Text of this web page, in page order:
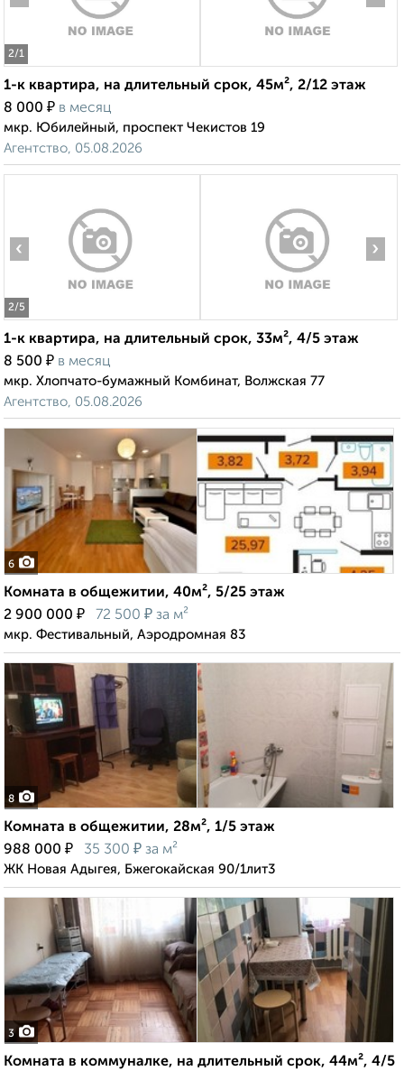
2/1
1-к квартира, на длительный срок, 45м², 2/12 этаж
8 000 ₽ в месяц
мкр. Юбилейный, проспект Чекистов 19
Агентство, 05.08.2026
2/5
‹ ›
1-к квартира, на длительный срок, 33м², 4/5 этаж
8 500 ₽ в месяц
мкр. Хлопчато-бумажный Комбинат, Волжская 77
Агентство, 05.08.2026
6
Комната в общежитии, 40м², 5/25 этаж
2 900 000 ₽ 72 500 ₽ за м²
мкр. Фестивальный, Аэродромная 83
8
Комната в общежитии, 28м², 1/5 этаж
988 000 ₽ 35 300 ₽ за м²
ЖК Новая Адыгея, Бжегокайская 90/1лит3
3
Комната в коммуналке, на длительный срок, 44м², 4/5